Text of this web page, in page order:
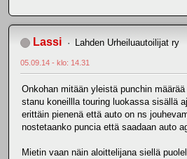
Lassi Lahden Urheiluautoilijat ry
05.09.14 - klo: 14.31
Onkohan mitään yleistä punchin
stanu koneillla touring luokassa sisällä
erittäin pienenä että auto on ns
nostetaanko puncia että saadaan auto
Mietin vaan näin aloittelijana siellä